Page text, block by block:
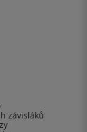
závisláků